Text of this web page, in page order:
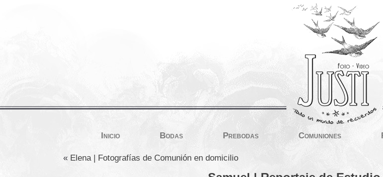
Inicio Bodas Prebodas Comuniones
« Elena | Fotografías de Comunión en domicilio